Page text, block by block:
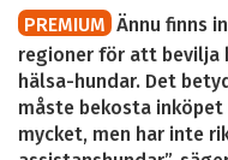
PREMIUM Ännu finns
regioner för att bevilja
hälsa-hundar. Det
måste bekosta inköpet
mycket, men har inte